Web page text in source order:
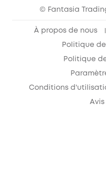
© Fantasia Trading
À propos de nous
Politique
Politique
Conditions
Avis